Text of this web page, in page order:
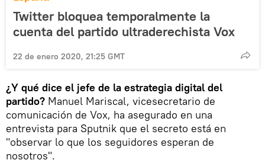
Twitter bloquea temporalmente la
cuenta del partido ultraderechista Vox
22 de enero 2020, 21:25 GMT
¿Y qué dice el jefe de la estrategia digital del
partido? Manuel Mariscal, vicesecretario de
comunicación de Vox, ha asegurado en una
entrevista para Sputnik que el secreto está en
"observar lo que los seguidores esperan de
nosotros".